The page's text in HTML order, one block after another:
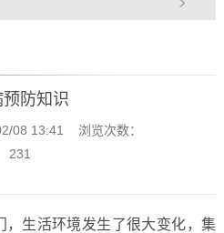
防知识
08 13:41 浏览次数：
231
，生活环境发生了很大变化，集